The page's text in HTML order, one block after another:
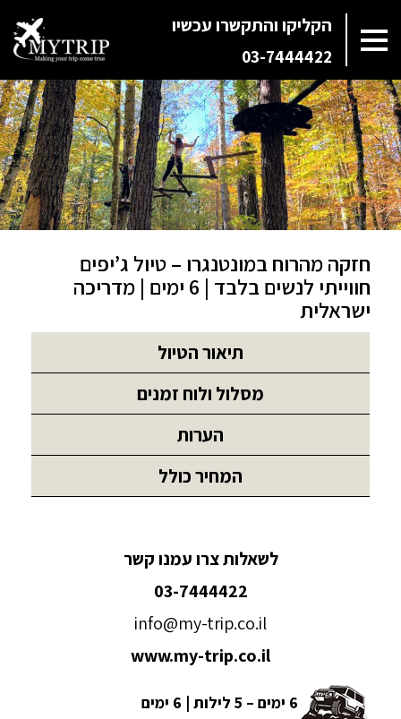
הקליקו והתקשרו עכשיו
03-7444422
חזקה מהרוח במונטנגרו – טיול ג’יפים
חווייתי לנשים בלבד | 6 ימים | מדריכה
ישראלית
תיאור הטיול
מסלול ולוח זמנים
הערות
המחיר כולל
לשאלות צרו עמנו קשר
03-7444422
info@my-trip.co.il
www.my-trip.co.il
6 ימים – 5 לילות | 6 ימים